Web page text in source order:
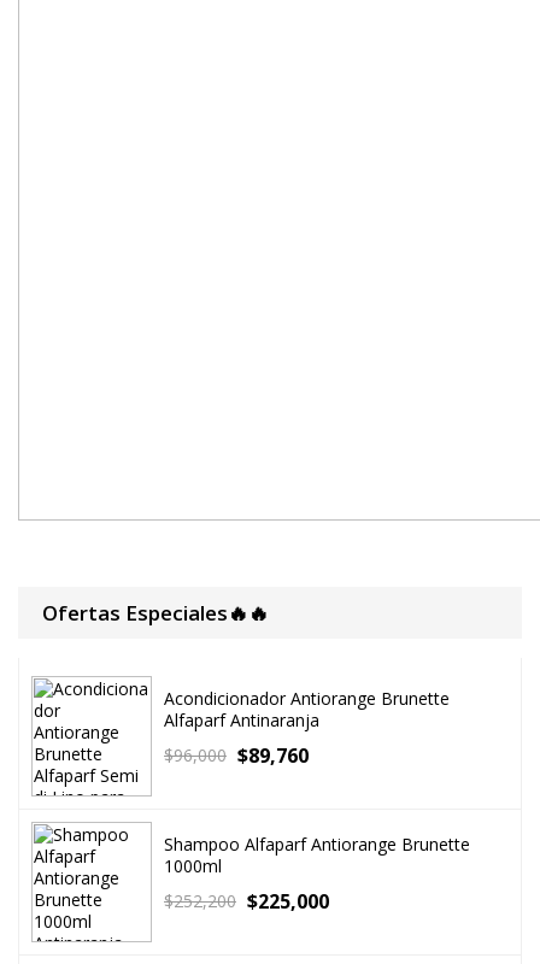
Ofertas Especiales🔥🔥
Acondicionador Antiorange Brunette
Alfaparf Antinaranja
$96,000 $89,760
Shampoo Alfaparf Antiorange Brunette
1000ml
$252,200 $225,000